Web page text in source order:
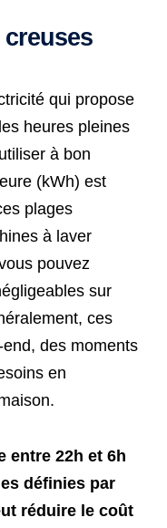
qui propose
heures pleines
à bon
(kWh) est
plages
à laver
pouvez
sur
ces
des moments
en
entre 22h et 6h
définies par
réduire le coût